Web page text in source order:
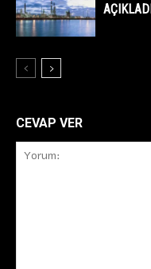
CEVAP VER